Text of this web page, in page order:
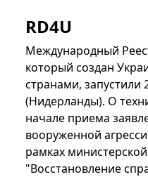
RD4U
Международный
который создан
странами, запустили
(Нидерланды). О
начале приема
вооруженной
рамках
"Восстановление